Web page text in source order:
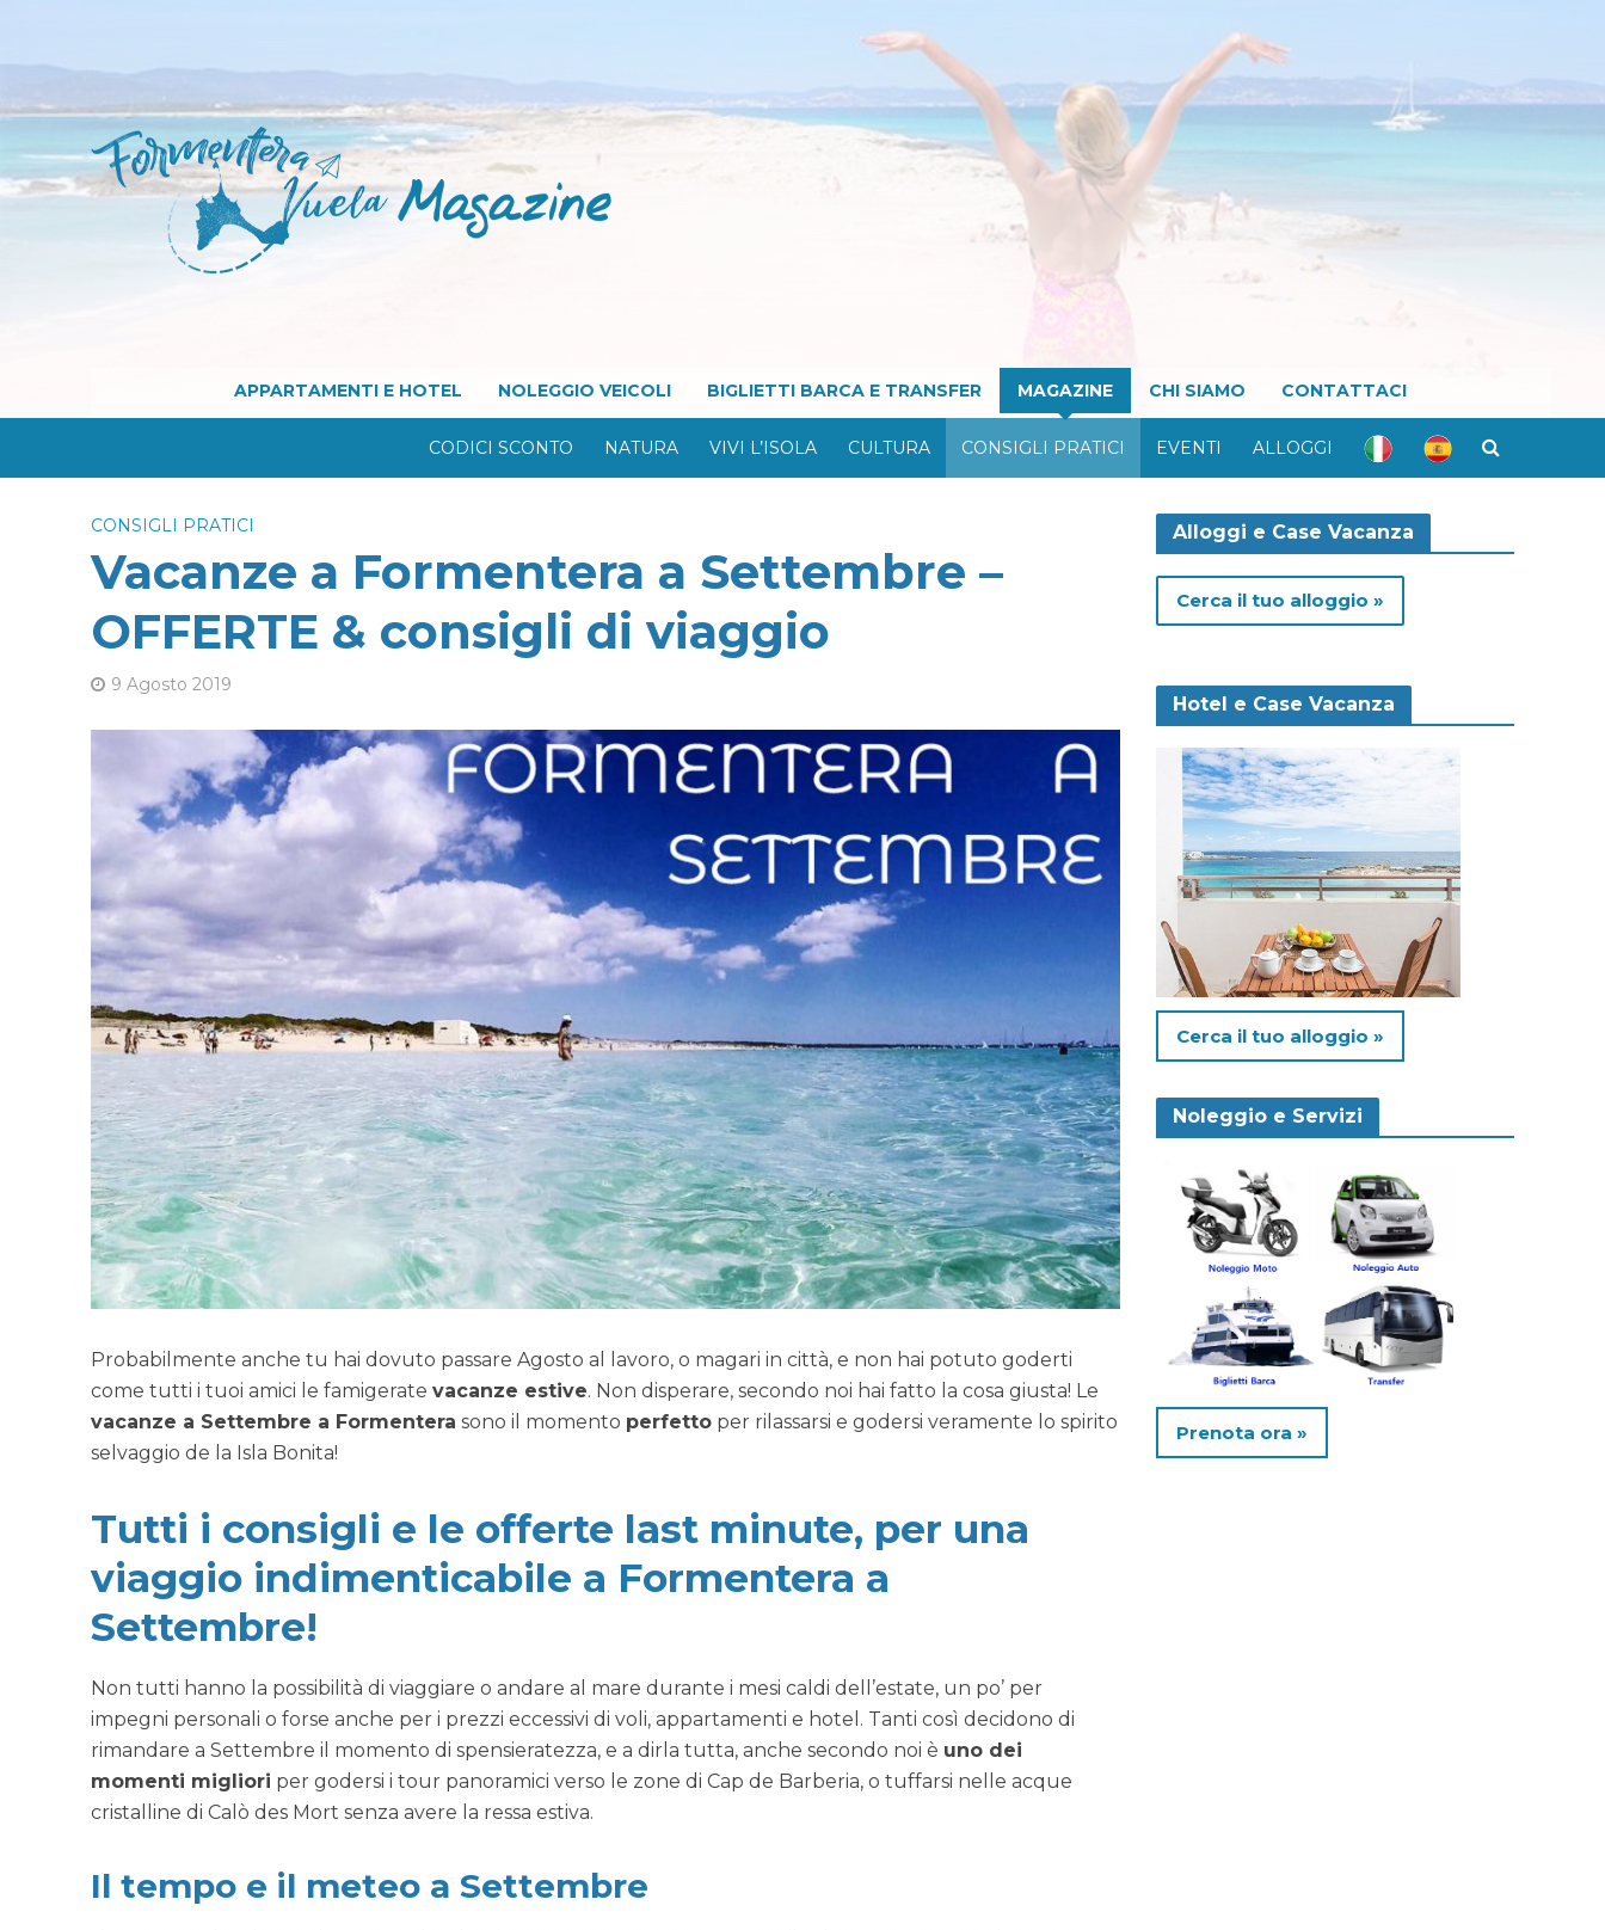
APPARTAMENTI E HOTEL NOLEGGIO VEICOLI BIGLIETTI BARCA E TRANSFER MAGAZINE CHI SIAMO CONTATTACI
CODICI SCONTO NATURA VIVI L’ISOLA CULTURA CONSIGLI PRATICI EVENTI ALLOGGI
CONSIGLI PRATICI
Vacanze a Formentera a Settembre –
OFFERTE & consigli di viaggio
9 Agosto 2019
Probabilmente anche tu hai dovuto passare Agosto al lavoro, o magari in città, e non hai potuto goderti
come tutti i tuoi amici le famigerate vacanze estive. Non disperare, secondo noi hai fatto la cosa giusta! Le
vacanze a Settembre a Formentera sono il momento perfettoper rilassarsi e godersi veramente lo spirito
selvaggio de la Isla Bonita!
Tutti i consigli e le offerte last minute, per una
viaggio indimenticabile a Formentera a
Settembre!
Non tutti hanno la possibilità di viaggiare o andare al mare durante i mesi caldi dell’estate, un po’ per
impegni personali o forse anche per i prezzi eccessivi di voli, appartamenti e hotel. Tanti così decidono di
rimandare a Settembre il momento di spensieratezza, e a dirla tutta, anche secondo noi è uno dei
momenti migliori per godersi i tour panoramici verso le zone di Cap de Barberia, o tuffarsi nelle acque
cristalline di Calò des Mort senza avere la ressa estiva.
Il tempo e il meteo a Settembre
Alloggi e Case Vacanza
Cerca il tuo alloggio »
Hotel e Case Vacanza
Cerca il tuo alloggio »
Noleggio e Servizi
Prenota ora »